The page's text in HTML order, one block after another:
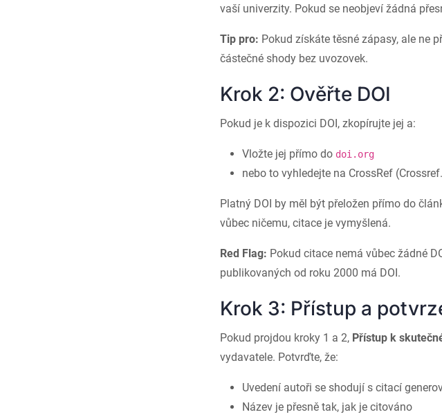
vaší univerzity. Pokud se neobjeví žádná
Tip pro: Pokud získáte těsné zápasy, ale ne
částečné shody bez uvozovek.
Krok 2: Ověřte DOI
Pokud je k dispozici DOI, zkopírujte jej a:
Vložte jej přímo do doi.org
nebo to vyhledejte na CrossRef
Platný DOI by měl být přeložen přímo do
vůbec ničemu, citace je vymyšlená.
Red Flag: Pokud citace nemá vůbec žádné
publikovaných od roku 2000 má DOI.
Krok 3: Přístup a
Pokud projdou kroky 1 a 2, Přístup k
vydavatele. Potvrďte, že:
Uvedení autoři se shodují s citací
Název je přesně tak, jak je citováno